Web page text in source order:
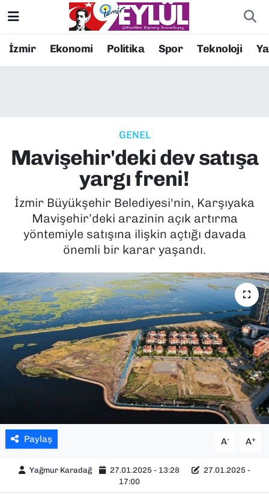
İzmir Ekonomi Politika Spor Teknoloji
GENEL
Mavişehir'deki dev satışa
yargı freni!
İzmir Büyükşehir Belediyesi'nin, Karşıyaka
Mavişehir’deki arazinin açık artırma
yöntemiyle satışına ilişkin açtığı davada
önemli bir karar yaşandı.
Paylaş A- A+
Yağmur Karadağ 27.01.2025 - 13:28
27.01.2025 -
17:00
Resmi İlanlar
EKONOMİ
KÜLTÜR SANAT
MAGAZİN
SAĞLIK
SPOR
TEKNOLOJİ
YAŞAM
YEREL YÖNETİMLER
Konak Nöbetçi Eczaneler
Süper Lig Puan Durumu ve Fikstür
Tüm Manşetler
Son Dakika Haberleri
Haber Arşivi